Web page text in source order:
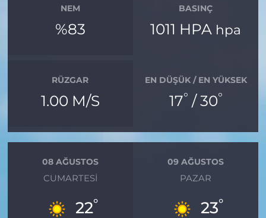
NEM
%83
BASINÇ
1011 HPA hpa
RÜZGAR
1.00 M/S
EN DÜŞÜK / EN YÜKSEK
17° / 30°
08 AĞUSTOS
CUMARTESI
22°
09 AĞUSTOS
PAZAR
23°